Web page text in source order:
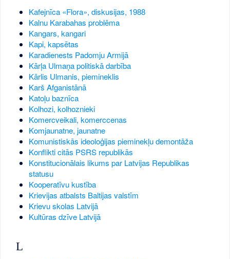
Kafejnīca «Flora», diskusijas, 1988
Kalnu Karabahas problēma
Kangars, kangari
Kapi, kapsētas
Karadienests Padomju Armijā
Kārļa Ulmaņa politiskā darbība
Kārlis Ulmanis, piemineklis
Karš Afganistānā
Katoļu baznīca
Kolhozi, kolhoznieki
Komercveikali, komerccenas
Komjaunatne, jaunatne
Komunistiskās ideoloģijas pieminekļu demontāža
Konflikti citās PSRS republikās
Konstitucionālais likums par Latvijas Republikas
statusu
Kooperatīvu kustība
Krievijas atbalsts Baltijas valstīm
Krievu skolas Latvijā
Kultūras dzīve Latvijā
L